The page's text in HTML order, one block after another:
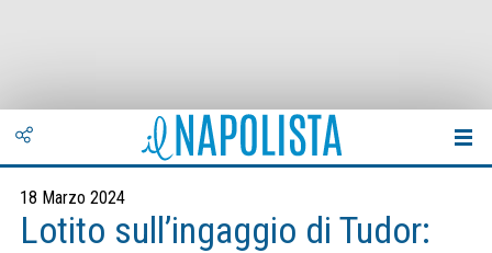
18 Marzo 2024
Lotito sull’ingaggio di Tudor: